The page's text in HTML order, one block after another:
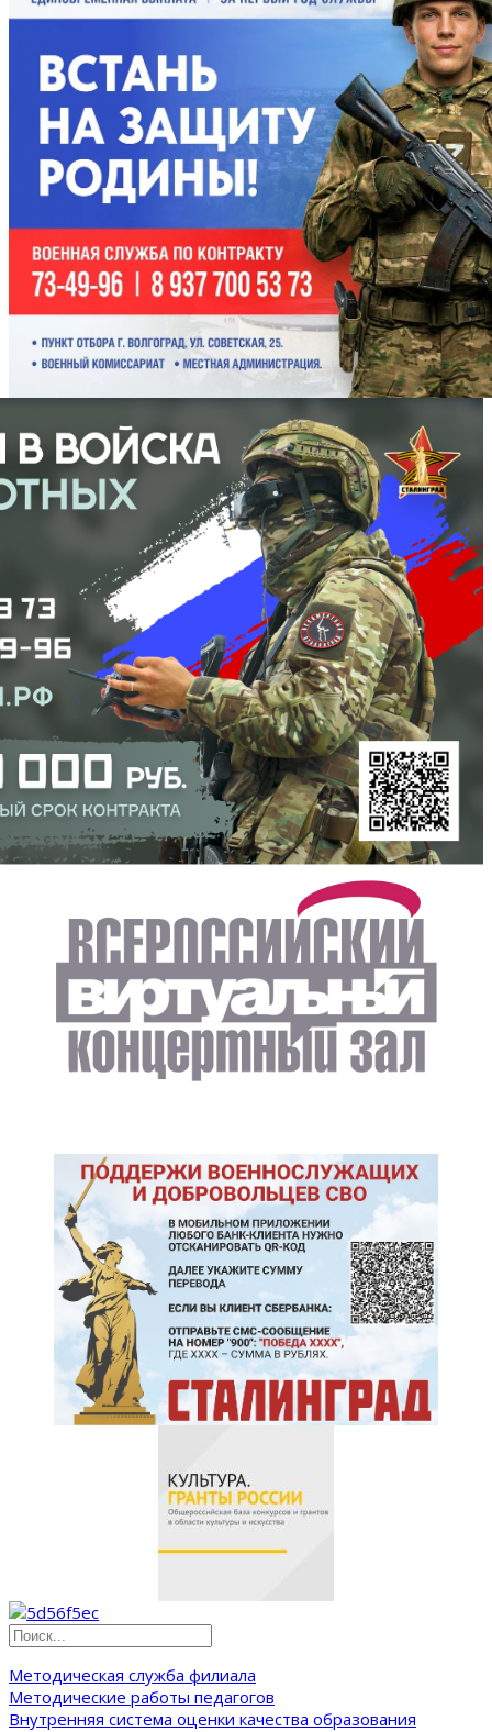
Методическая служба филиала
Методические работы педагогов
Внутренняя система оценки качества образования